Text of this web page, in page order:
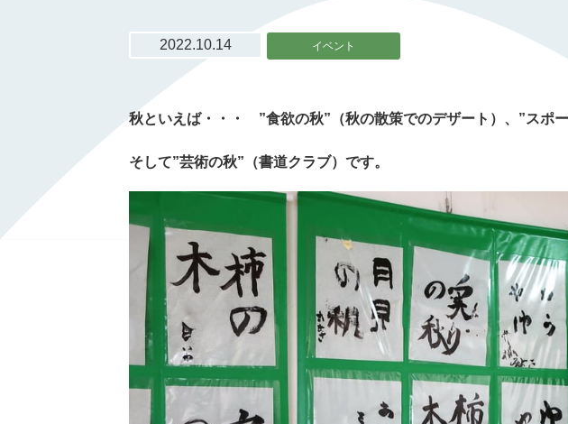
2022.10.14 イベント
秋といえば・・・ ”食欲の秋”（秋の散策でのデザート）、”スポー
そして”芸術の秋”（書道クラブ）です。